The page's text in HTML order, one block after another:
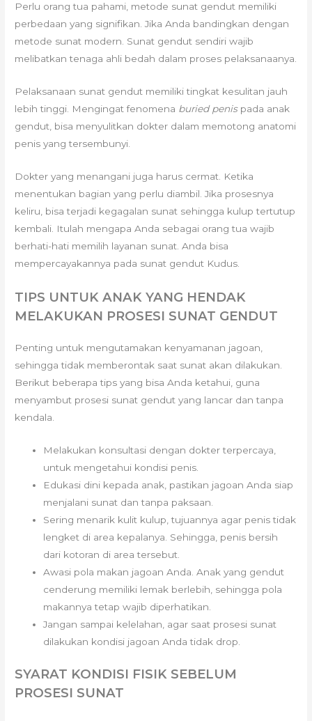
Perlu orang tua pahami, metode sunat gendut memiliki
perbedaan yang signifikan. Jika Anda bandingkan dengan
metode sunat modern. Sunat gendut sendiri wajib
melibatkan tenaga ahli bedah dalam proses pelaksanaanya.
Pelaksanaan sunat gendut memiliki tingkat kesulitan jauh
lebih tinggi. Mengingat fenomena buried penispada anak
gendut, bisa menyulitkan dokter dalam memotong anatomi
penis yang tersembunyi.
Dokter yang menangani juga harus cermat. Ketika
menentukan bagian yang perlu diambil. Jika prosesnya
keliru, bisa terjadi kegagalan sunat sehingga kulup tertutup
kembali. Itulah mengapa Anda sebagai orang tua wajib
berhati-hati memilih layanan sunat. Anda bisa
mempercayakannya pada sunat gendut Kudus.
TIPS UNTUK ANAK YANG HENDAK
MELAKUKAN PROSESI SUNAT GENDUT
Penting untuk mengutamakan kenyamanan jagoan,
sehingga tidak memberontak saat sunat akan dilakukan.
Berikut beberapa tips yang bisa Anda ketahui, guna
menyambut prosesi sunat gendut yang lancar dan tanpa
kendala.
Melakukan konsultasi dengan dokter terpercaya,
untuk mengetahui kondisi penis.
Edukasi dini kepada anak, pastikan jagoan Anda siap
menjalani sunat dan tanpa paksaan.
Sering menarik kulit kulup, tujuannya agar penis tidak
lengket di area kepalanya. Sehingga, penis bersih
dari kotoran di area tersebut.
Awasi pola makan jagoan Anda. Anak yang gendut
cenderung memiliki lemak berlebih, sehingga pola
makannya tetap wajib diperhatikan.
Jangan sampai kelelahan, agar saat prosesi sunat
dilakukan kondisi jagoan Anda tidak drop.
SYARAT KONDISI FISIK SEBELUM
PROSESI SUNAT